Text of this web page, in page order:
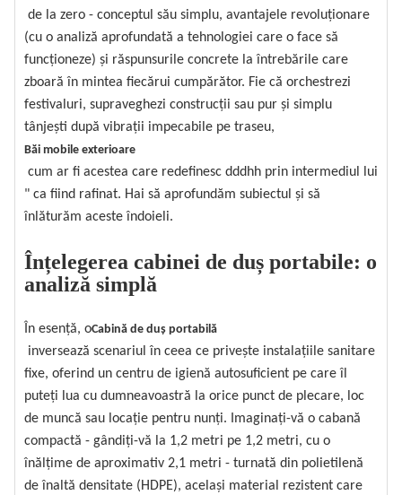
de la zero - conceptul său simplu, avantajele revoluționare
(cu o analiză aprofundată a tehnologiei care o face să
funcționeze) și răspunsurile concrete la întrebările care
zboară în mintea fiecărui cumpărător. Fie că orchestrezi
festivaluri, supraveghezi construcții sau pur și simplu
tânjești după vibrații impecabile pe traseu,
Băi mobile exterioare
cum ar fi acestea care redefinesc dddhh prin intermediul lui
" ca fiind rafinat. Hai să aprofundăm subiectul și să
înlăturăm aceste îndoieli.
Înțelegerea cabinei de duș portabile: o
analiză simplă
În esență, oCabină de duș portabilă
inversează scenariul în ceea ce privește instalațiile sanitare
fixe, oferind un centru de igienă autosuficient pe care îl
puteți lua cu dumneavoastră la orice punct de plecare, loc
de muncă sau locație pentru nunți. Imaginați-vă o cabană
compactă - gândiți-vă la 1,2 metri pe 1,2 metri, cu o
înălțime de aproximativ 2,1 metri - turnată din polietilenă
de înaltă densitate (HDPE), același material rezistent care